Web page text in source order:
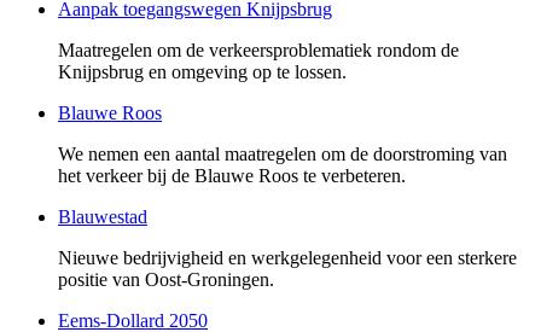
Aanpak toegangswegen Knijpsbrug
Maatregelen om de verkeersproblematiek rondom de
Knijpsbrug en omgeving op te lossen.
Blauwe Roos
We nemen een aantal maatregelen om de doorstroming van
het verkeer bij de Blauwe Roos te verbeteren.
Blauwestad
Nieuwe bedrijvigheid en werkgelegenheid voor een sterkere
positie van Oost-Groningen.
Eems-Dollard 2050